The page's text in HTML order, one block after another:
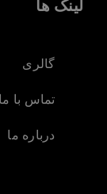
لینک ها
گالری
تماس با ما
درباره ما